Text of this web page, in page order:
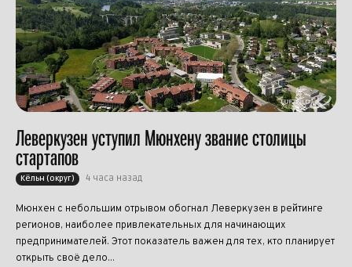
Леверкузен уступил Мюнхену звание столицы
стартапов
Кёльн (округ) 4 часа назад
Мюнхен с небольшим отрывом обогнал Леверкузен в рейтинге
регионов, наиболее привлекательных для начинающих
предпринимателей. Этот показатель важен для тех, кто планирует
открыть своё дело...